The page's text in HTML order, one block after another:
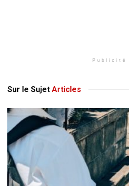
Publicité
Sur le Sujet Articles